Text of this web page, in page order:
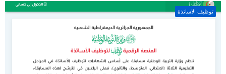
توظيف الاساتذة